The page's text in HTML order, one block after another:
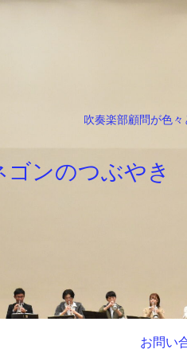
吹奏楽部顧問が色々
ゴンのつぶやき
お問い